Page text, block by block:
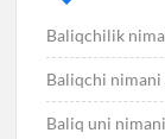
Baliqchilik
Baliqchi
Baliq uni